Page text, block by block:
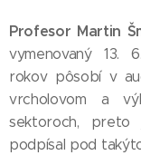
Profesor Martin
vymenovaný 13.
rokov pôsobí v
vrcholovom a
sektoroch,
podpísal pod